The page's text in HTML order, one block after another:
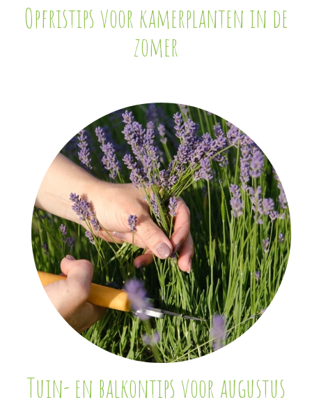
Opfristips voor kamerplanten in de
zomer
Tuin- en balkontips voor augustus